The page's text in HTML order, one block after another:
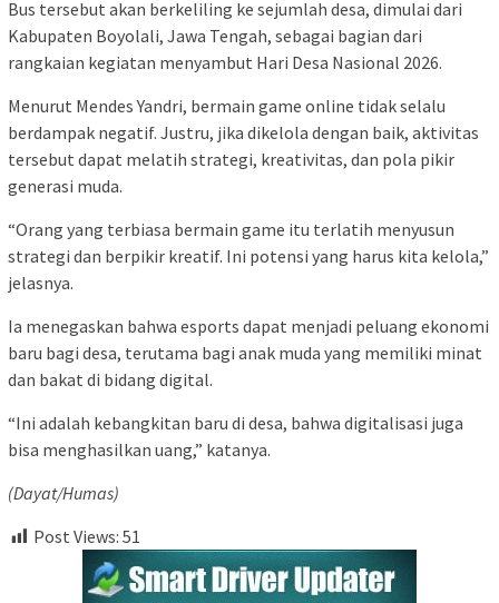
Bus tersebut akan berkeliling ke sejumlah desa, dimulai dari
Kabupaten Boyolali, Jawa Tengah, sebagai bagian dari
rangkaian kegiatan menyambut Hari Desa Nasional 2026.
Menurut Mendes Yandri, bermain game online tidak selalu
berdampak negatif. Justru, jika dikelola dengan baik, aktivitas
tersebut dapat melatih strategi, kreativitas, dan pola pikir
generasi muda.
“Orang yang terbiasa bermain game itu terlatih menyusun
strategi dan berpikir kreatif. Ini potensi yang harus kita kelola,”
jelasnya.
Ia menegaskan bahwa esports dapat menjadi peluang ekonomi
baru bagi desa, terutama bagi anak muda yang memiliki minat
dan bakat di bidang digital.
“Ini adalah kebangkitan baru di desa, bahwa digitalisasi juga
bisa menghasilkan uang,” katanya.
(Dayat/Humas)
Post Views: 51